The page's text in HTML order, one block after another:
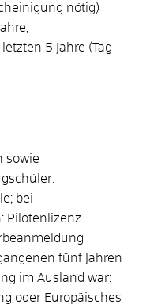
nötig)
5 Jahre (Tag
sowie
bei
Pilotenlizenz
fünf Jahren
im Ausland war:
oder Europäisches